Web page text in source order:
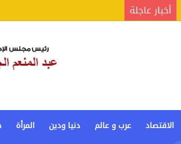
أخبار عاجلة
الاقتصاد عرب و عالم دنيا ودين المرأة